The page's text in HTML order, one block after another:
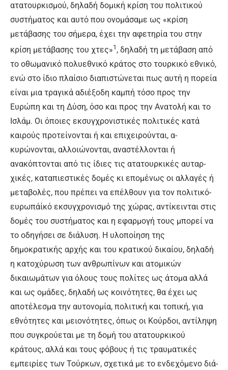
ατατουρκισμού, δη­λαδή δομική κρίση του πολιτικού
συστήματος και αυτό που ονο­μάσαμε ως «κρίση
μετάβασης του σήμερα, έχει την αφετηρία του στην
κρίση μετάβασης του χτες»1 , δηλαδή τη μετάβαση α­πό
το οθωμανικό πολυεθνικό κράτος στο τουρκικό εθνικό,
ε­νώ στο ίδιο πλαίσιο διαπιστώνε­ται πως αυτή η πορεία
είναι μια τραγικά αδιέξοδη καμπή τόσο προς την
Ευρώπη και τη Δύση, όσο και προς την Ανατολή και το
Ισλάμ. Οι όποιες εκσυγχρονιστι­κές πολιτικές κατά
καιρούς προ­τείνονται ή και επιχειρούνται, α­
κυρώνονται, αλλοιώνονται, ανα­στέλλονται ή
ανακόπτονται από τις ίδιες τις ατατουρκικές αυταρ­
χικές, καταπιεστικές δομές κι ε­πομένως οι αλλαγές ή
μεταβο­λές, που πρέπει να επέλθουν για τον πολιτικό-
ευρωπάίκό εκ­συγχρονισμό της χώρας, αντίκει­νται στις
δομές του συστήματος και η εφαρμογή τους μπορεί να
το οδηγήσει σε διάλυση. Η υλο­ποίηση της
δημοκρατικής αρχής και του κρατικού δικαίου, δηλα­δή
η κατοχύρωση των ανθρωπί­νων και ατομικών
δικαιωμάτων για όλους τους πολίτες ως άτομα αλλά
και ως ομάδες, δηλαδή ως κοινότητες, θα έχει ως
αποτέ­λεσμα την αυτονομία, πολιτική και τοπική, για
εθνότητες και μειονότητες, όπως οι Κούρδοι, αντίληψη
που συγκρούεται με τη δομή του ατατουρκικού
κράτους, αλλά και τους φόβους ή τις τραυ­ματικές
εμπειρίες των Τούρκων, σχετικά με το ενδεχόμενο διά­